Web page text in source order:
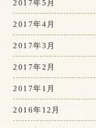
2017年5月
2017年4月
2017年3月
2017年2月
2017年1月
2016年12月